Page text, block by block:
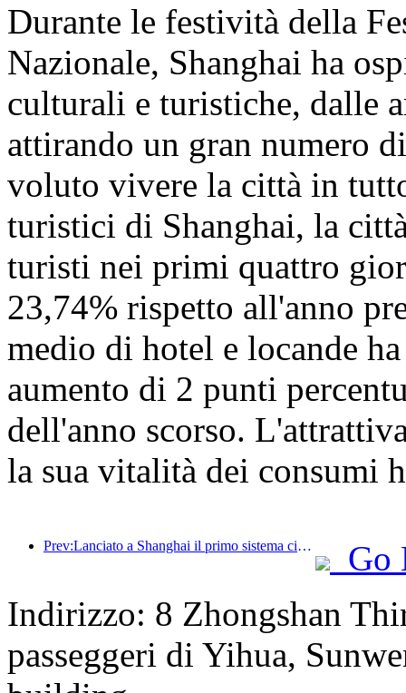
Durante le festività della
Nazionale, Shanghai ha
culturali e turistiche, dalle
attirando un gran numero
voluto vivere la città in
turistici di Shanghai, la
turisti nei primi quattro
23,74% rispetto all'anno
medio di hotel e locande
aumento di 2 punti
dell'anno scorso.
la sua vitalità dei consumi
Prev:Lanciato a Shanghai il primo sistema cinese di consumo culturale e turistico self-service per turisti stranieri
Go
Indirizzo: 8 Zhongshan
passeggeri di Yihua,